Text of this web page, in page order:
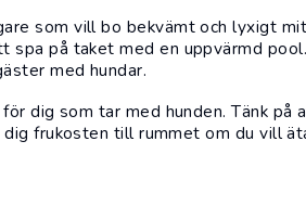
som vill bo bekvämt och lyxigt
spa på taket med en uppvärmd
med hundar.
dig som tar med hunden. Tänk på
frukosten till rummet om du vill